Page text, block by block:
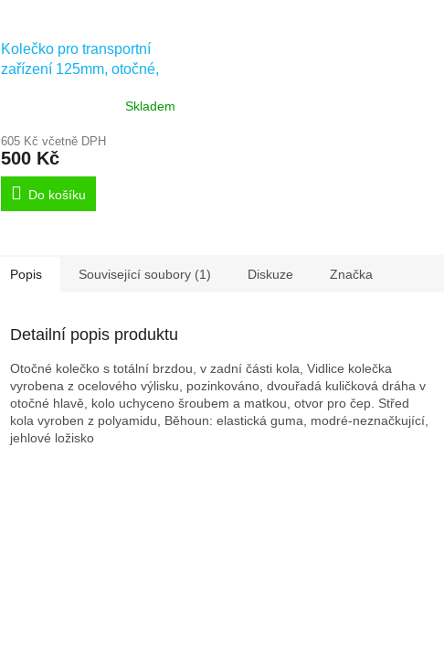
Kolečko pro transportní
zařízení 125mm, otočné,
3470UFR125P30-13Skladem
605 Kč včetně DPH
500 Kč
Do košíku
Popis Související soubory (1) Diskuze Značka
Detailní popis produktu
Otočné kolečko s totální brzdou, v zadní části kola, Vidlice kolečka
vyrobena z ocelového výlisku, pozinkováno, dvouřadá kuličková dráha v
otočné hlavě, kolo uchyceno šroubem a matkou, otvor pro čep. Střed
kola vyroben z polyamidu, Běhoun: elastická guma, modré-neznačkující,
jehlové ložisko